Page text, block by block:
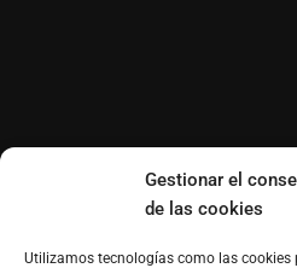
Gestionar el
de las cookies
Utilizamos tecnologías como las cookies